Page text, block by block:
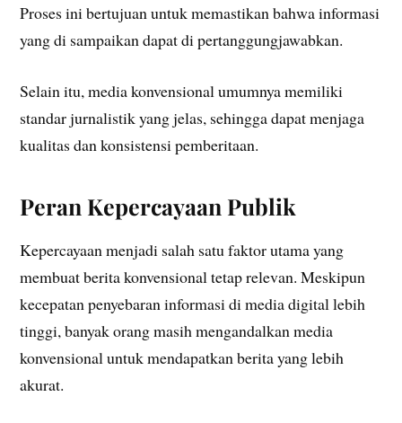
Proses ini bertujuan untuk memastikan bahwa informasi
yang di sampaikan dapat di pertanggungjawabkan.
Selain itu, media konvensional umumnya memiliki
standar jurnalistik yang jelas, sehingga dapat menjaga
kualitas dan konsistensi pemberitaan.
Peran Kepercayaan Publik
Kepercayaan menjadi salah satu faktor utama yang
membuat berita konvensional tetap relevan. Meskipun
kecepatan penyebaran informasi di media digital lebih
tinggi, banyak orang masih mengandalkan media
konvensional untuk mendapatkan berita yang lebih
akurat.